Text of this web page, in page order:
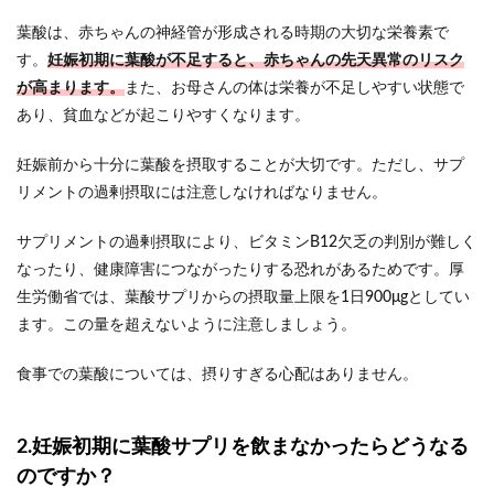
葉酸は、赤ちゃんの神経管が形成される時期の大切な栄養素で
す。 妊娠初期に葉酸が不足すると、赤ちゃんの先天異常のリスク
が高まります。また、お母さんの体は栄養が不足しやすい状態で
あり、貧血などが起こりやすくなります。
妊娠前から十分に葉酸を摂取することが大切です。ただし、サプ
リメントの過剰摂取には注意しなければなりません。
サプリメントの過剰摂取により、ビタミンB12欠乏の判別が難しく
なったり、健康障害につながったりする恐れがあるためです。厚
生労働省では、葉酸サプリからの摂取量上限を1日900μgとしてい
ます。この量を超えないように注意しましょう。
食事での葉酸については、摂りすぎる心配はありません。
2.妊娠初期に葉酸サプリを飲まなかったらどうなる
のですか？